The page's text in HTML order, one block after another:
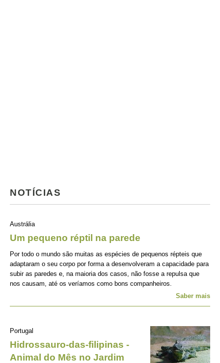
NOTÍCIAS
Austrália
Um pequeno réptil na parede
Por todo o mundo são muitas as espécies de pequenos répteis que
adaptaram o seu corpo por forma a desenvolveram a capacidade para
subir as paredes e, na maioria dos casos, não fosse a repulsa que
nos causam, até os veríamos como bons companheiros.
Saber mais
Portugal
Hidrossauro-das-filipinas -
Animal do Mês no Jardim